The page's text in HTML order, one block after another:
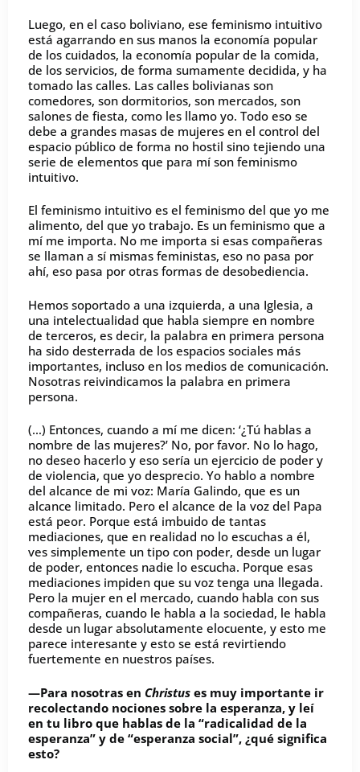
Luego, en el caso boliviano, ese feminismo intuitivo
está agarrando en sus manos la economía popular
de los cuidados, la economía popular de la comida,
de los servicios, de forma sumamente decidida, y ha
tomado las calles. Las calles bolivianas son
comedores, son dormitorios, son mercados, son
salones de fiesta, como les llamo yo. Todo eso se
debe a grandes masas de mujeres en el control del
espacio público de forma no hostil sino tejiendo una
serie de elementos que para mí son feminismo
intuitivo.
El feminismo intuitivo es el feminismo del que yo me
alimento, del que yo trabajo. Es un feminismo que a
mí me importa. No me importa si esas compañeras
se llaman a sí mismas feministas, eso no pasa por
ahí, eso pasa por otras formas de desobediencia.
Hemos soportado a una izquierda, a una Iglesia, a
una intelectualidad que habla siempre en nombre
de terceros, es decir, la palabra en primera persona
ha sido desterrada de los espacios sociales más
importantes, incluso en los medios de comunicación.
Nosotras reivindicamos la palabra en primera
persona.
(…) Entonces, cuando a mí me dicen: ‘¿Tú hablas a
nombre de las mujeres?’ No, por favor. No lo hago,
no deseo hacerlo y eso sería un ejercicio de poder y
de violencia, que yo desprecio. Yo hablo a nombre
del alcance de mi voz: María Galindo, que es un
alcance limitado. Pero el alcance de la voz del Papa
está peor. Porque está imbuido de tantas
mediaciones, que en realidad no lo escuchas a él,
ves simplemente un tipo con poder, desde un lugar
de poder, entonces nadie lo escucha. Porque esas
mediaciones impiden que su voz tenga una llegada.
Pero la mujer en el mercado, cuando habla con sus
compañeras, cuando le habla a la sociedad, le habla
desde un lugar absolutamente elocuente, y esto me
parece interesante y esto se está revirtiendo
fuertemente en nuestros países.
—Para nosotras en Christus es muy importante ir
recolectando nociones sobre la esperanza, y leí
en tu libro que hablas de la “radicalidad de la
esperanza” y de “esperanza social”, ¿qué significa
esto?